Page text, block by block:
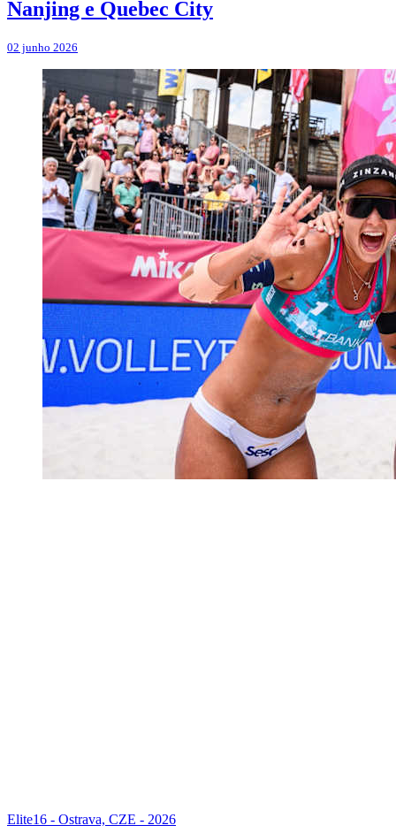
Nanjing e Quebec City
02 junho 2026
Elite16 - Ostrava, CZE - 2026